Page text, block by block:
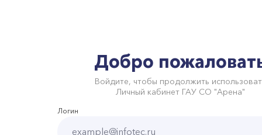
Добро
Войдите, чтобы продолжить
Личный кабинет ГАУ СО "Арена"
Логин